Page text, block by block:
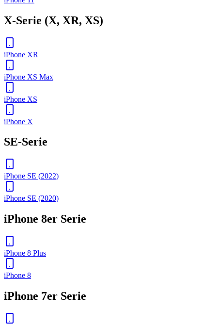
X-Serie (X, XR, XS)
iPhone XR
iPhone XS Max
iPhone XS
iPhone X
SE-Serie
iPhone SE (2022)
iPhone SE (2020)
iPhone 8er Serie
iPhone 8 Plus
iPhone 8
iPhone 7er Serie